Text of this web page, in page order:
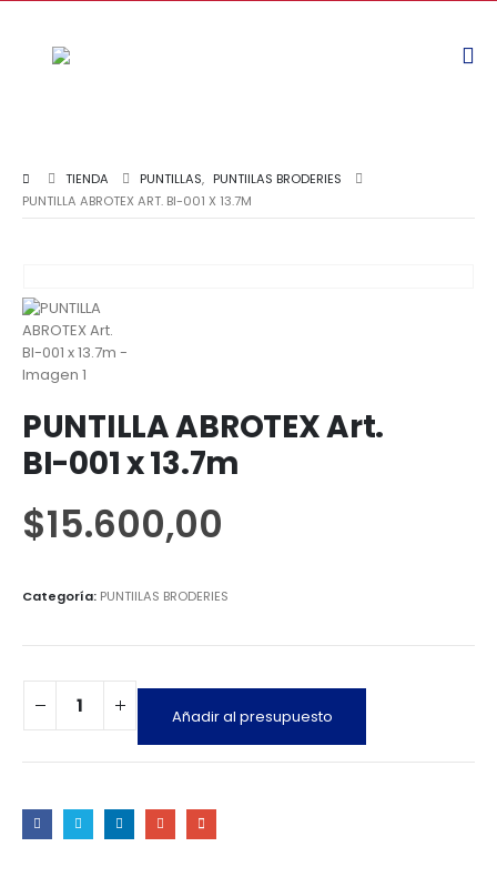
TIENDA PUNTILLAS, PUNTIILAS BRODERIES
PUNTILLA ABROTEX ART. BI-001 X 13.7M
PUNTILLA ABROTEX Art.
BI-001 x 13.7m
$15.600,00
Categoría: PUNTIILAS BRODERIES
Añadir al presupuesto